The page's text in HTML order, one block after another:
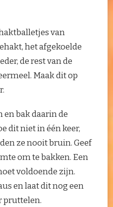
van
het afgekoelde
de rest van de
Maak dit op
en bak daarin de
dit niet in één keer,
ze nooit bruin. Geef
om te bakken. Een
voldoende zijn.
en laat dit nog een
pruttelen.